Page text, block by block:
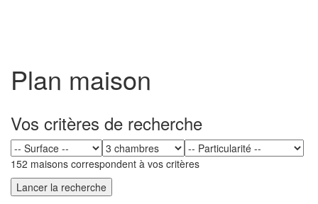
Plan maison
Vos critères de recherche
152 maisons correspondent à vos critères